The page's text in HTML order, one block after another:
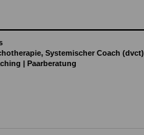
Systemischer Coach (dvct)
| Paarberatung